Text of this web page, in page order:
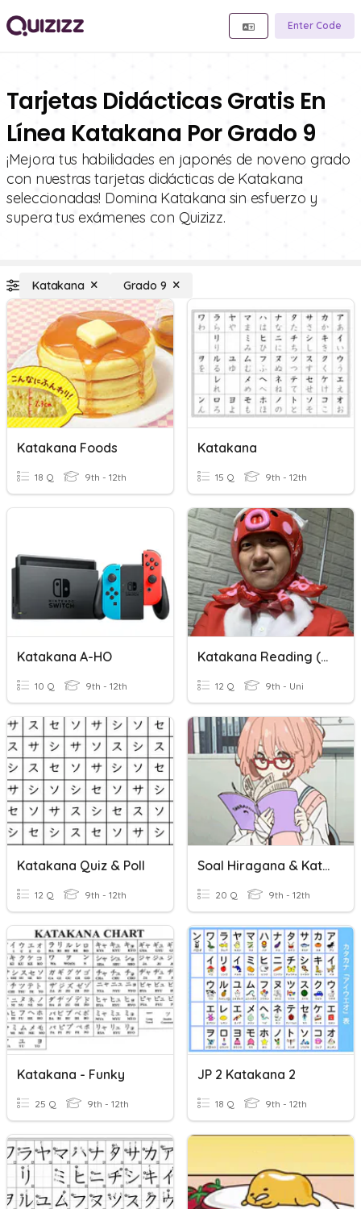
Enter Code
Tarjetas Didácticas Gratis En
Línea Katakana Por Grado 9
¡Mejora tus habilidades en japonés de noveno grado
con nuestras tarjetas didácticas de Katakana
seleccionadas! Domina Katakana sin esfuerzo y
supera tus exámenes con Quizizz.
Katakana Grado 9
Katakana Foods
18 Q 9th - 12th
Katakana
15 Q 9th - 12th
Katakana A-HO
10 Q 9th - 12th
Katakana Reading (signs)
12 Q 9th - Uni
Katakana Quiz & Poll
12 Q 9th - 12th
Soal Hiragana & Katakana
20 Q 9th - 12th
Katakana - Funky
25 Q 9th - 12th
JP 2 Katakana 2
18 Q 9th - 12th